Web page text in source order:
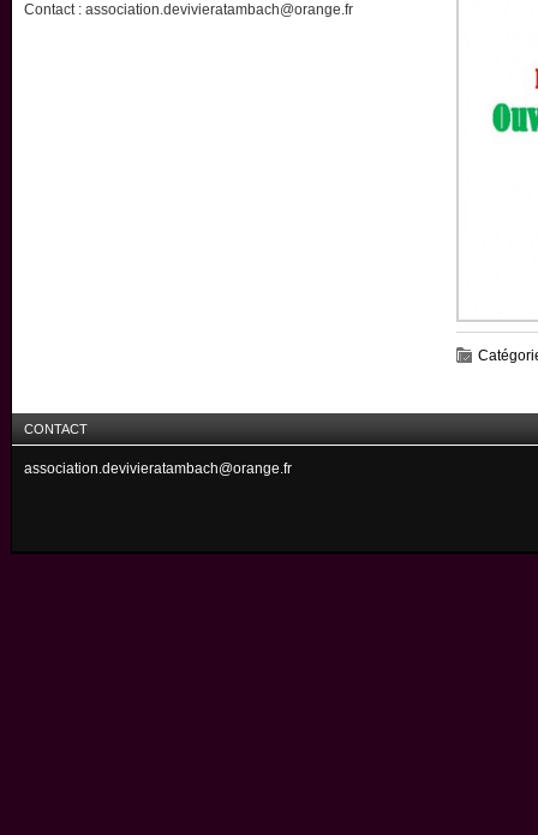
Contact : association.devivieratambach@orange.fr
CONTACT
association.devivieratambach@orange.fr